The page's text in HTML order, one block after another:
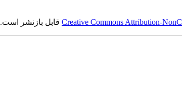
Creative Commons Attribution-قابل بازنشر است.